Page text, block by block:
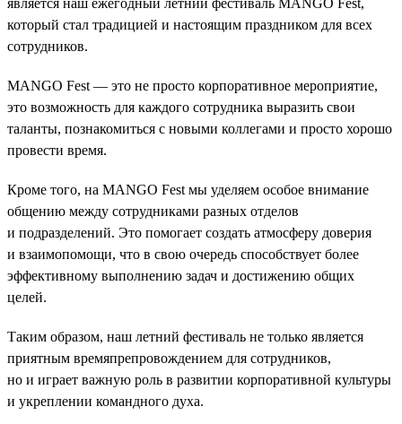
является наш ежегодный летний фестиваль MANGO Fest,
который стал традицией и настоящим праздником для всех
сотрудников.
MANGO Fest — это не просто корпоративное мероприятие,
это возможность для каждого сотрудника выразить свои
таланты, познакомиться с новыми коллегами и просто хорошо
провести время.
Кроме того, на MANGO Fest мы уделяем особое внимание
общению между сотрудниками разных отделов
и подразделений. Это помогает создать атмосферу доверия
и взаимопомощи, что в свою очередь способствует более
эффективному выполнению задач и достижению общих
целей.
Таким образом, наш летний фестиваль не только является
приятным времяпрепровождением для сотрудников,
но и играет важную роль в развитии корпоративной культуры
и укреплении командного духа.